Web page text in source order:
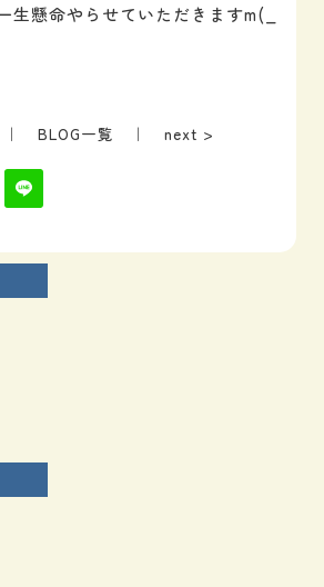
生懸命やらせていただきますm(_
｜ BLOG一覧 ｜ next >